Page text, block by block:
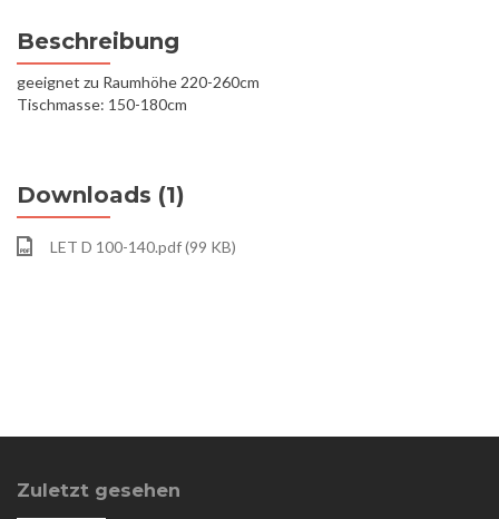
Beschreibung
geeignet zu Raumhöhe 220-260cm
Tischmasse: 150-180cm
Downloads (1)
LET D 100-140.pdf (99 KB)
Zuletzt gesehen